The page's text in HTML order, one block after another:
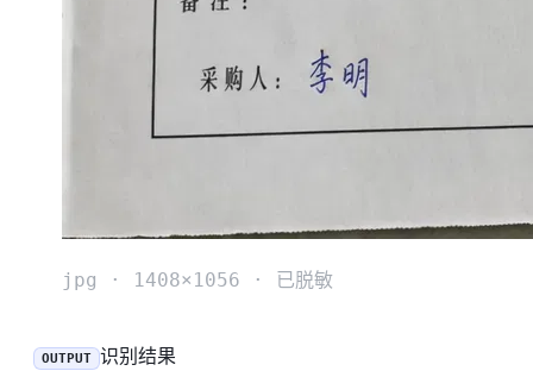
jpg · 1408×1056 · 已脱敏
OUTPUT 识别结果